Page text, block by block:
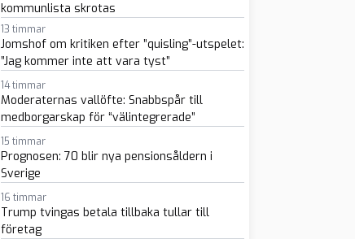
kommunlista skrotas
13 timmar
Jomshof om kritiken efter ”quisling”-utspelet:
”Jag kommer inte att vara tyst”
14 timmar
Moderaternas vallöfte: Snabbspår till
medborgarskap för “välintegrerade”
15 timmar
Prognosen: 70 blir nya pensionsåldern i
Sverige
16 timmar
Trump tvingas betala tillbaka tullar till
företag